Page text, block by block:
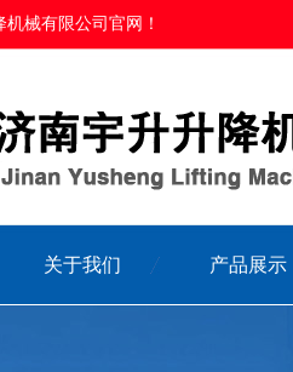
械有限公司官网！
关于我们 产品展示